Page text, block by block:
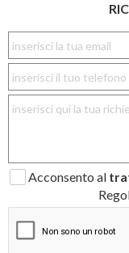
Acconsento al